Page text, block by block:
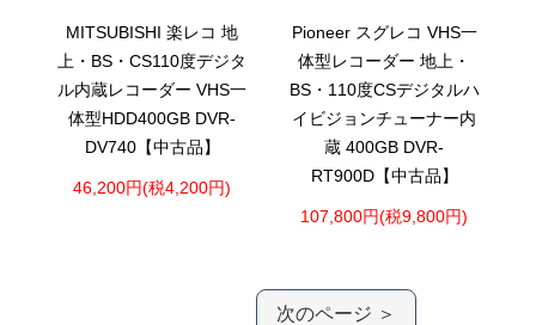
MITSUBISHI 楽レコ 地
上・BS・CS110度デジタ
ル内蔵レコーダー VHS一
体型HDD400GB DVR-
DV740【中古品】
46,200円(税4,200円)
Pioneer スグレコ VHS一
体型レコーダー 地上・
BS・110度CSデジタルハ
イビジョンチューナー内
蔵 400GB DVR-
RT900D【中古品】
107,800円(税9,800円)
次のページ ＞